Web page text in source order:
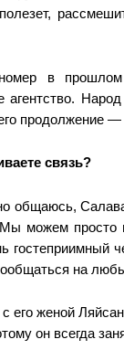
в
агентство.
продолжение
связь?
общаюсь,
можем просто
гостеприимный
на
его женой
он всегда